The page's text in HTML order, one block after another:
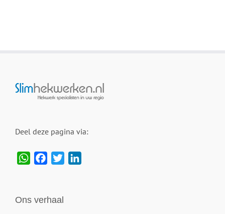
Deel deze pagina via:
WhatsAppFacebook
Twitter
Ons verhaal